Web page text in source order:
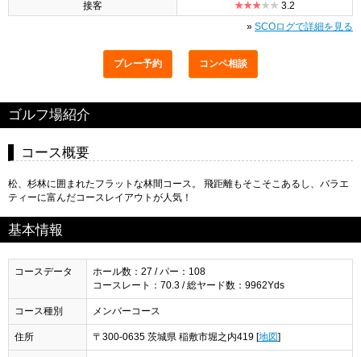
接客
3.2
» SCOログで詳細を見る
プレー予約 コンペ相談
ゴルフ場紹介
コース概要
松、杉林に囲まれたフラットな林間コース。 飛距離もそこそこあるし、バラエ
ティーに富んだコースレイアウトが人気！
基本情報
コースデータ
ホール数：27 / パー：108
コースレート：70.3 / 総ヤード数：9962Yds
コース種別 メンバーコース
住所 〒300-0635 茨城県 稲敷市堀之内419 [ 地図